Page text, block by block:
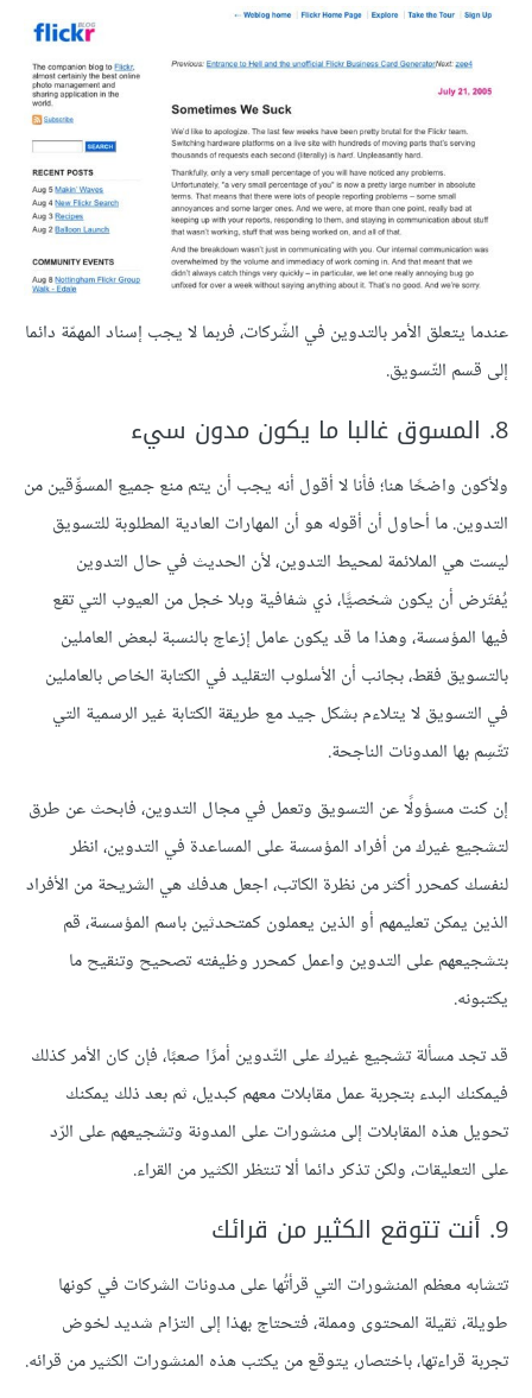
عندما يتعلق الأمر بالتدوين في الشّركات، فربما لا يجب إسناد المهمّة دائما
إلى قسم التّسويق.
8. المسوق غالبا ما يكون مدون سيء
ولأكون واضحًا هنا؛ فأنا لا أقول أنه يجب أن يتم منع جميع المسوِّقين من
التدوين. ما أحاول أن أقوله هو أن المهارات العادية المطلوبة للتسويق
ليست هي الملائمة لمحيط التدوين، لأن الحديث في حال التدوين
يُفتَرض أن يكون شخصيًّا، ذي شفافية وبلا خجل من العيوب التي تقع
فيها المؤسسة، وهذا ما قد يكون عامل إزعاج بالنسبة لبعض العاملين
بالتسويق فقط، بجانب أن الأسلوب التقليد في الكتابة الخاص بالعاملين
في التسويق لا يتلاءم بشكل جيد مع طريقة الكتابة غير الرسمية التي
تتّسِم بها المدونات الناجحة.
إن كنت مسؤولًا عن التسويق وتعمل في مجال التدوين، فابحث عن طرق
لتشجيع غيرك من أفراد المؤسسة على المساعدة في التدوين، انظر
لنفسك كمحرر أكثر من نظرة الكاتب، اجعل هدفك هي الشريحة من الأفراد
الذين يمكن تعليمهم أو الذين يعملون كمتحدثين باسم المؤسسة، قم
بتشجيعهم على التدوين واعمل كمحرر وظيفته تصحيح وتنقيح ما
يكتبونه.
قد تجد مسألة تشجيع غيرك على التّدوين أمرًا صعبًا، فإن كان الأمر كذلك
فيمكنك البدء بتجربة عمل مقابلات معهم كبديل، ثم بعد ذلك يمكنك
تحويل هذه المقابلات إلى منشورات على المدونة وتشجيعهم على الرّد
على التعليقات، ولكن تذكر دائما ألا تنتظر الكثير من القراء.
9. أنت تتوقع الكثير من قرائك
تتشابه معظم المنشورات التي قرأتُها على مدونات الشركات في كونها
طويلة، ثقيلة المحتوى ومملة، فتحتاج بهذا إلى التزام شديد لخوض
تجربة قراءتها، باختصار، يتوقع من يكتب هذه المنشورات الكثير من قرائه.